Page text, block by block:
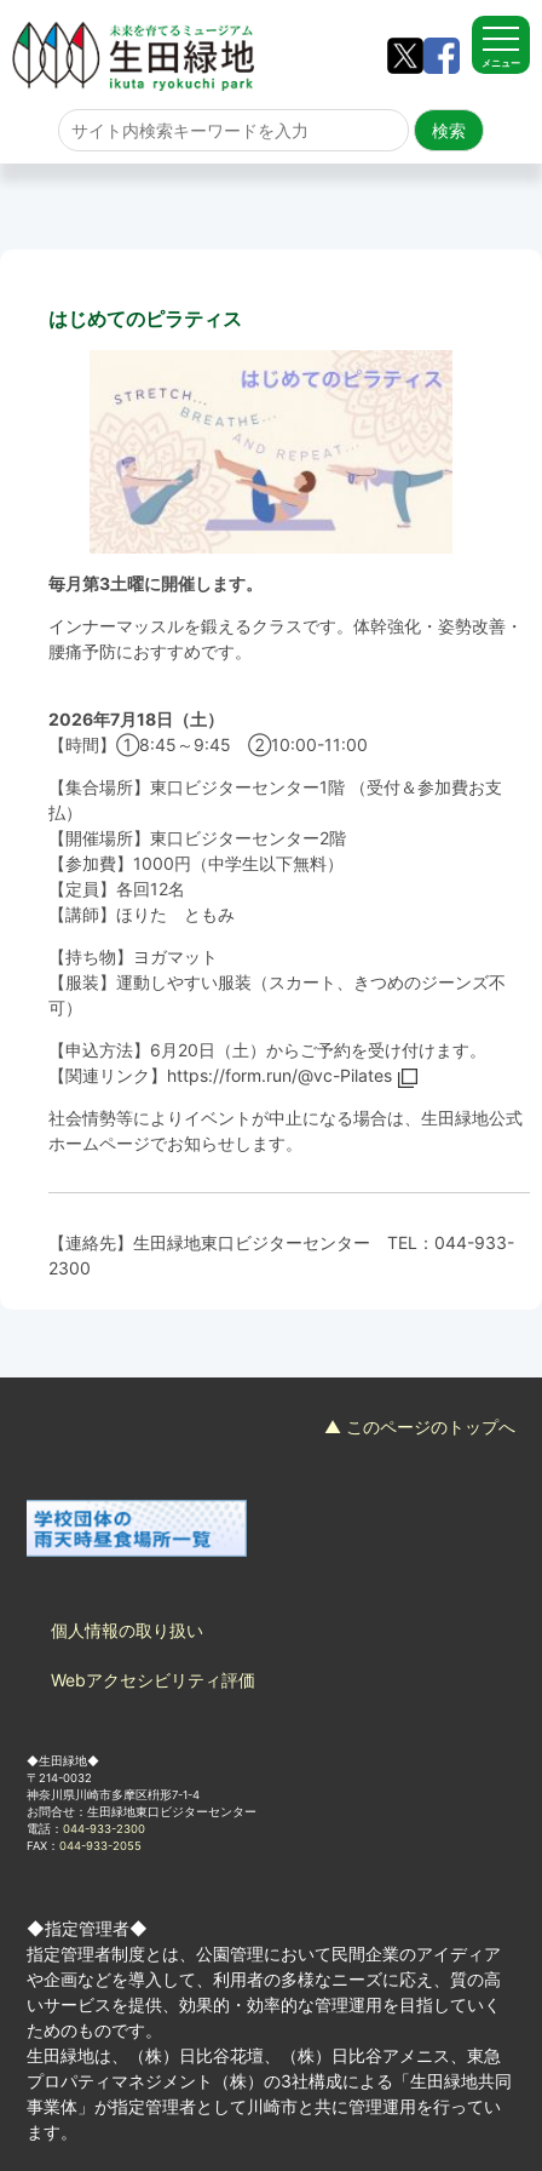
メニュー
ホーム
生田緑地について
園内のご案内
園内のご案内
生田緑地の樹木ごよみ
学校団体の雨天時の昼食場所
フード＆カフェ
活動団体
自然環境保全管理会議
お問合わせ
日本語 中国語
はじめてのピラティス
毎月第3土曜に開催します。
インナーマッスルを鍛えるクラスです。体幹強化・姿勢改善・
腰痛予防におすすめです。
2026年7月18日（土）
【時間】①8:45～9:45 ②10:00-11:00
【集合場所】東口ビジターセンター1階 （受付＆参加費お支
払）
【開催場所】東口ビジターセンター2階
【参加費】1000円（中学生以下無料）
【定員】各回12名
【講師】ほりた ともみ
【持ち物】ヨガマット
【服装】運動しやすい服装（スカート、きつめのジーンズ不
可）
【申込方法】6月20日（土）からご予約を受け付けます。
【関連リンク】 https://form.run/@vc-Pilates
社会情勢等によりイベントが中止になる場合は、生田緑地公式
ホームページでお知らせします。
【連絡先】 生田緑地東口ビジターセンター TEL： 044-933-
2300
▲ このページのトップへ
個人情報の取り扱い
Webアクセシビリティ評価
◆生田緑地◆
〒214-0032
神奈川県川崎市多摩区枡形7-1-4
お問合せ：生田緑地東口ビジターセンター
電話：044-933-2300
FAX：044-933-2055
◆指定管理者◆
指定管理者制度とは、公園管理において民間企業のアイディア
や企画などを導入して、利用者の多様なニーズに応え、質の高
いサービスを提供、効果的・効率的な管理運用を目指していく
ためのものです。
生田緑地は、（株）日比谷花壇、（株）日比谷アメニス、東急
プロパティマネジメント（株）の3社構成による「生田緑地共同
事業体」が指定管理者として川崎市と共に管理運用を行ってい
ます。